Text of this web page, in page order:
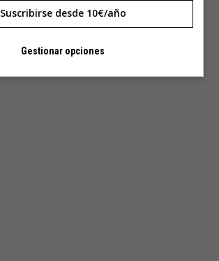
Suscribirse desde 10€/año
Gestionar opciones